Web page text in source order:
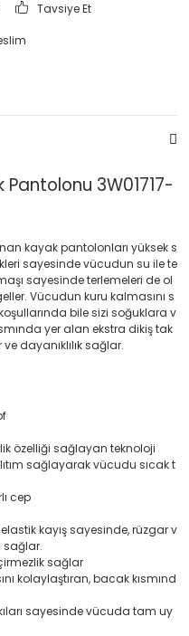
Tavsiye Et
3W01717-
kayak pantolonları yüksek s
sayesinde vücudun su ile te
sayesinde terlemeleri de ol
Vücudun kuru kalmasını s
bile sizi soğuklara v
yer alan ekstra dikiş tak
dayanıklılık sağlar.
özelliği sağlayan teknoloji
sağlayarak vücudu sıcak t
cep
kayış sayesinde, rüzgar v
sağlar.
sağlar
kolaylaştıran, bacak kısmınd
sayesinde vücuda tam uy